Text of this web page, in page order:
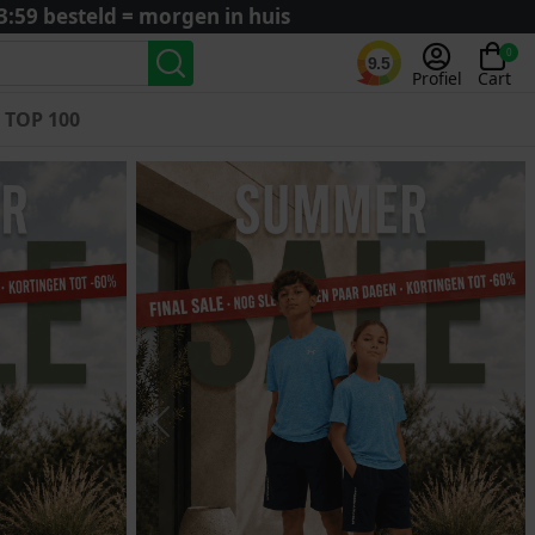
besteld = morgen in huis
9.5
Profiel
0
Cart
Landenteams
Nederland
Algerije
Argentinië
België
Curaçao
Duitsland
Engeland
Frankrijk
Kroatië
TOP 100
Previous